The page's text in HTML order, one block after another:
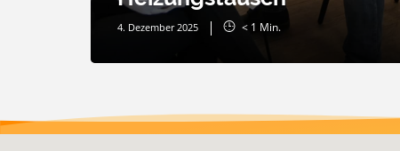
4. Dezember 2025 < 1 Min.